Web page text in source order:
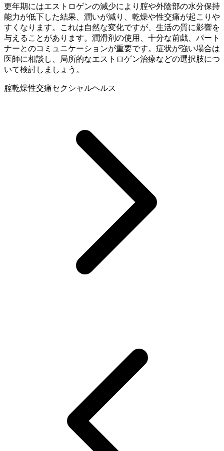
更年期にはエストロゲンの減少により腟や外陰部の水分保持
能力が低下した結果、潤いが減り、乾燥や性交痛が起こりや
すくなります。これは自然な変化ですが、生活の質に影響を
与えることがあります。潤滑剤の使用、十分な前戯、パート
ナーとのコミュニケーションが重要です。症状が強い場合は
医師に相談し、局所的なエストロゲン治療などの選択肢につ
いて検討しましょう。
腟乾燥性交痛セクシャルヘルス